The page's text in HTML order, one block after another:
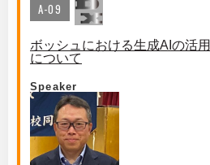
A-09
ボッシュにおける生成AIの活
について
Speaker